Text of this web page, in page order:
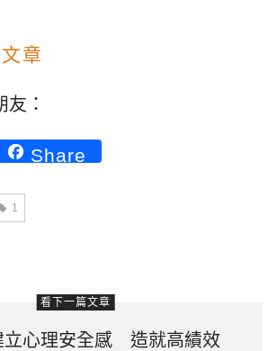
章
：
CopyShare
1
看下一篇文章
立心理安全感 造就高績效